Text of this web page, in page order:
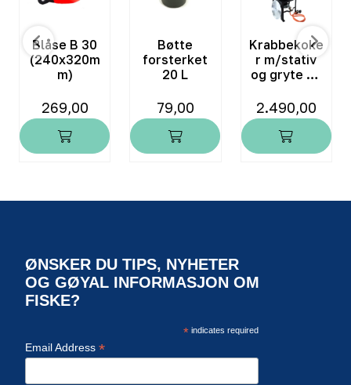
Blåse B 30
(240x320m
m)
269,00
Bøtte
forsterket
20 L
79,00
Krabbekoke
r m/stativ
og gryte 16
2.490,00
ØNSKER DU TIPS, NYHETER
OG GØYAL INFORMASJON OM
FISKE?
*indicates required
Email Address *